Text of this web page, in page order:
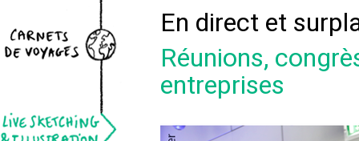
En direct et
Réunions,
entreprises